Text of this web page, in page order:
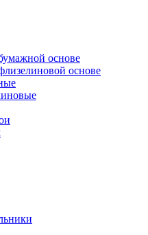
основе
основе